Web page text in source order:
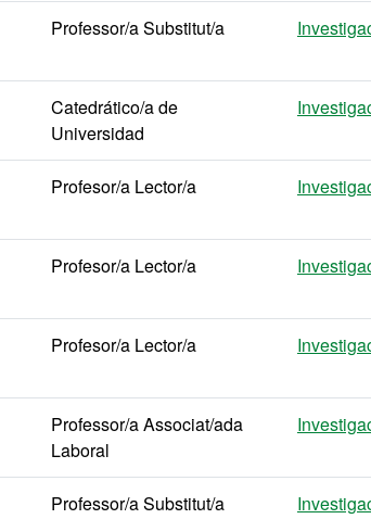
Professor/a Substitut/a
Catedrático/a de
Universidad
Profesor/a Lector/a
Profesor/a Lector/a
Profesor/a Lector/a
Professor/a Associat/ada
Laboral
Professor/a Substitut/a